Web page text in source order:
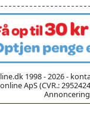
1998 - 2026 -
ApS (CVR.: